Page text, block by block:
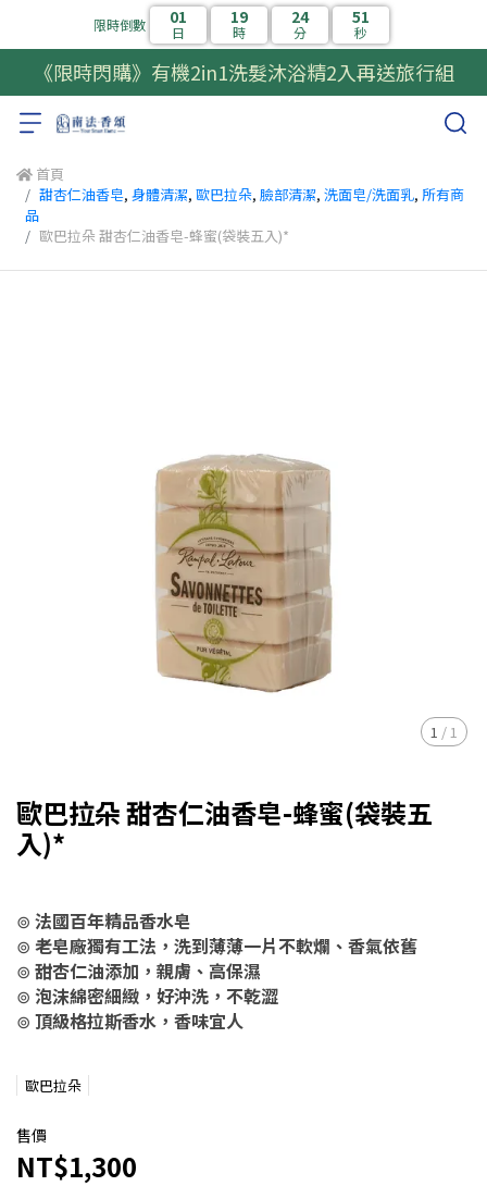
限時倒數 01
日
19
時
24
分
50
秒
《限時閃購》有機2in1洗髮沐浴精2入再送旅行組
首頁
甜杏仁油香皂, 身體清潔, 歐巴拉朵, 臉部清潔, 洗面皂/洗面乳, 所有商
品
歐巴拉朵 甜杏仁油香皂-蜂蜜(袋裝五入)*
1 / 1
歐巴拉朵 甜杏仁油香皂-蜂蜜(袋裝五
入)*
⊚ 法國百年精品香水皂
⊚ 老皂廠獨有工法，洗到薄薄一片不軟爛、香氣依舊
⊚ 甜杏仁油添加，親膚、高保濕
⊚ 泡沫綿密細緻，好沖洗，不乾澀
⊚ 頂級格拉斯香水，香味宜人
歐巴拉朵
售價
NT$1,300